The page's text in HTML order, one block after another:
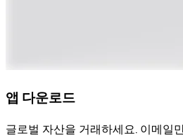
앱 다운로드
글로벌 자산을 거래하세요. 이메일